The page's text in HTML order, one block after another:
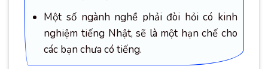
Một số ngành nghề phải đòi hỏi có kinh
nghiệm tiếng Nhật, sẽ là một hạn chế cho
các bạn chưa có tiếng.